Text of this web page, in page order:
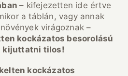
– kifejezetten ide értve
a táblán, vagy annak
virágoznak –
kockázatos besorolású
kijuttatni tilos!
kockázatos